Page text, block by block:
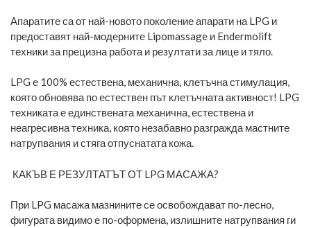
Апаратите са от най-новото поколение апарати на LPG и
предоставят най-модерните Lipomassage и Endermolift
техники за прецизна работа и резултати за лице и тяло.
LPG е 100% естествена, механична, клетъчна стимулация,
която обновява по естествен път клетъчната активност! LPG
техниката е единствената механична, естествена и
неагресивна техника, която незабавно разгражда мастните
натрупвания и стяга отпуснатата кожа.
КАКЪВ Е РЕЗУЛТАТЪТ ОТ LPG МАСАЖА?
При LPG масажа мазнините се освобождават по-лесно,
фигурата видимо е по-оформена, излишните натрупвания ги